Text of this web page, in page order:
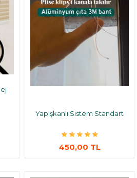
Yapışkanlı Sistem Standart
450,00 TL